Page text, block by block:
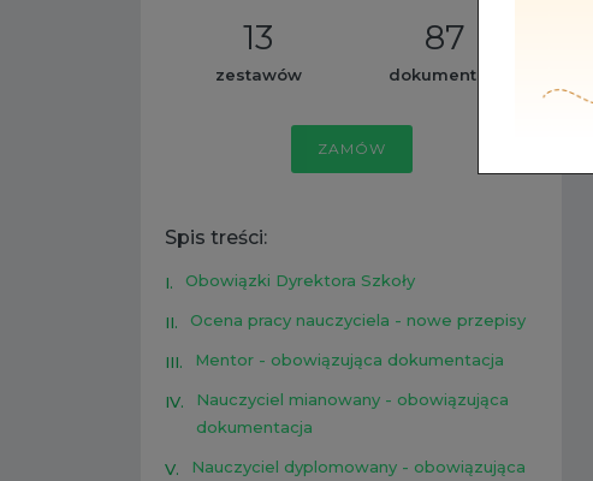
13
zestawów
87
dokumentów
ZAMÓW
Spis treści:
I. Obowiązki Dyrektora Szkoły
II. Ocena pracy nauczyciela - nowe przepisy
III. Mentor - obowiązująca dokumentacja
IV.
Nauczyciel mianowany - obowiązująca
dokumentacja
V.
Nauczyciel dyplomowany - obowiązująca